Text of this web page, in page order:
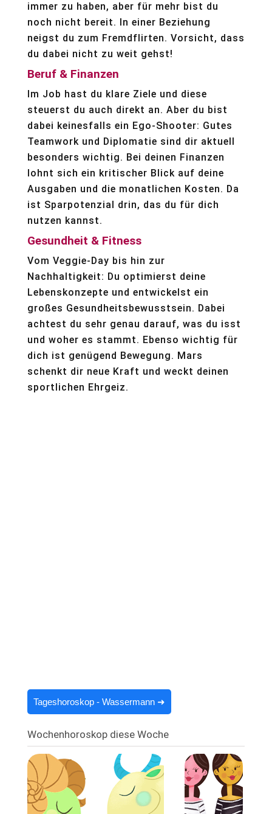
immer zu haben, aber für mehr bist du
noch nicht bereit. In einer Beziehung
neigst du zum Fremdflirten. Vorsicht, dass
du dabei nicht zu weit gehst!
Beruf & Finanzen
Im Job hast du klare Ziele und diese
steuerst du auch direkt an. Aber du bist
dabei keinesfalls ein Ego-Shooter: Gutes
Teamwork und Diplomatie sind dir aktuell
besonders wichtig. Bei deinen Finanzen
lohnt sich ein kritischer Blick auf deine
Ausgaben und die monatlichen Kosten. Da
ist Sparpotenzial drin, das du für dich
nutzen kannst.
Gesundheit & Fitness
Vom Veggie-Day bis hin zur
Nachhaltigkeit: Du optimierst deine
Lebenskonzepte und entwickelst ein
großes Gesundheitsbewusstsein. Dabei
achtest du sehr genau darauf, was du isst
und woher es stammt. Ebenso wichtig für
dich ist genügend Bewegung. Mars
schenkt dir neue Kraft und weckt deinen
sportlichen Ehrgeiz.
Tageshoroskop - Wassermann ➜
Wochenhoroskop diese Woche